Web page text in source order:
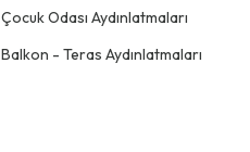
Çocuk Odası Aydınlatmaları
Balkon - Teras Aydınlatmaları